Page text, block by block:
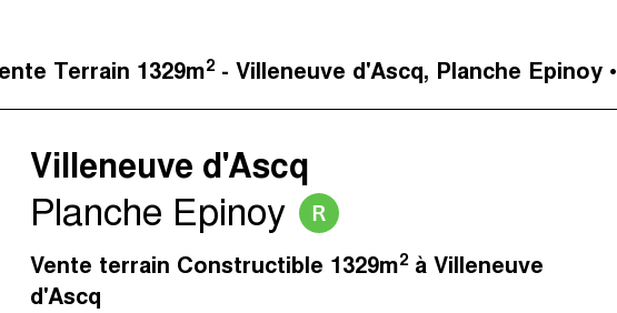
nous
Immotram Mouvaux
Immotram Roubaix
Terrain 1329m2- Villeneuve d'Ascq, Planche Epinoy •
Villeneuve d'Ascq
Planche Epinoy R
Vente terrain Constructible 1329m2à Villeneuve
d'Ascq